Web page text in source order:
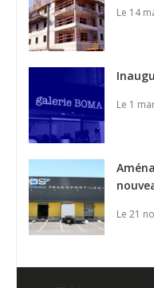
Le 14
Le 1
Le 21